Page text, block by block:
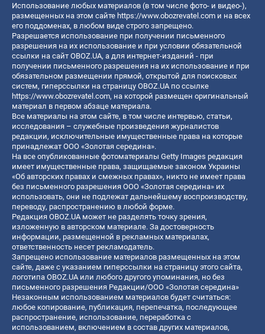
Использование любых материалов (в том числе фото- и видео-),
размещенных на этом сайте https://www.obozrevatel.com и на всех
его поддоменах, в любом виде строго запрещено.
Разрешается использование при получении письменного
разрешения на их использование и при условии обязательной
ссылки на сайт OBOZ.UA, а для интернет-изданий - при
получении письменного разрешения на их использование и при
обязательном размещении прямой, открытой для поисковых
систем, гиперссылки на страницу OBOZ.UA по ссылке
https://www.obozrevatel.com, на которой размещен оригинальный
материал в первом абзаце материала.
Все материалы на этом сайте, в том числе интервью, статьи,
исследования – служебные произведения журналистов
редакции, исключительные имущественные права на которые
принадлежат ООО «Золотая середина».
На все опубликованные фотоматериалы Getty Images редакция
имеет имущественные права, защищаемые законом Украины
«Об авторских правах и смежных правах», никто не имеет права
без письменного разрешения ООО «Золотая середина» их
использовать, они не подлежат дальнейшему воспроизводству,
переводу, распространению в любой форме.
Редакция OBOZ.UA может не разделять точку зрения,
изложенную в авторском материале. За достоверность
информации, размещенной в рекламных материалах,
ответственность несет рекламодатель.
Запрещено использование материалов размещенных на этом
сайте, даже с указанием гиперссылки на страницу этого сайта,
логотипа OBOZ.UA или любого другого упоминания, но без
письменного разрешения Редакции/ООО «Золотая середина»
Незаконным использованием материалов будет считаться:
любое копирование, публикация, перепечатка, последующее
распространение, использование, переработка с
использованием, включением в состав других материалов,